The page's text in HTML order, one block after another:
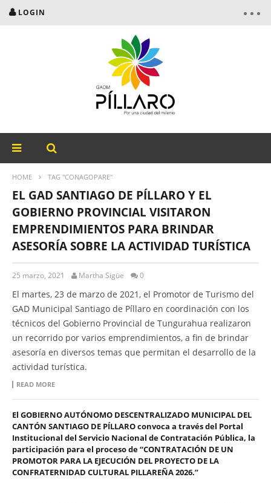
LOGIN
HOME TAG "CONAGOPARE"
EL GAD SANTIAGO DE PÍLLARO Y EL
GOBIERNO PROVINCIAL VISITARON
EMPRENDIMIENTOS PARA BRINDAR
ASESORÍA SOBRE LA ACTIVIDAD TURÍSTICA
25 marzo, 2021 Martha Sigüe 0
El martes, 23 de marzo de 2021, el Promotor de Turismo del
GAD Municipal Santiago de Píllaro en coordinación con los
técnicos del Gobierno Provincial de Tungurahua realizaron
un recorrido por varios emprendimientos, a fin de brindar
asesoría en diversos temas que permitan el desarrollo de la
actividad turística.
READ MORE
El GOBIERNO AUTÓNOMO DESCENTRALIZADO MUNICIPAL DEL
CANTÓN SANTIAGO DE PÍLLARO convoca a través del Portal
Institucional del Servicio Nacional de Contratación Pública, la
participación para el proceso de “CONTRATACIÓN DE UN
PROMOTOR PARA LA EJECUCIÓN DEL PROYECTO DE LA
CONFRATERNIDAD CULTURAL PILLAREÑA 2026.”